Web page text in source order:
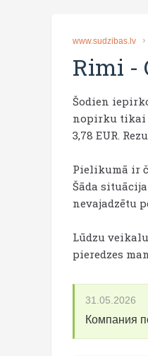
www.sudzibas.lv
Rimi -
Šodien
nopirku tikai
3,78 EUR.
Pielikumā ir
Šāda
nevajadzētu
Lūdzu
pieredzes
31.05.2026
Компания